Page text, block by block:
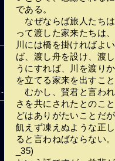
である。
なぜならば旅人たち
って渡した家来たちは
川には橋を掛ければよ
ば、渡し舟を設け、渡
うにすれば、川を渡り
を立てる家来を出すこ
むかし、賢君と言わ
さを共にされたとのこ
どはありがたいことだ
飢えず凍えぬような正
ると言わねばならない
_35)